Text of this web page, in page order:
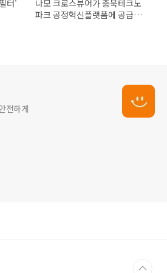
터'
나모 크로스뷰어가 충북테크노
파크 공정혁신플랫폼에 공급됩
전하게